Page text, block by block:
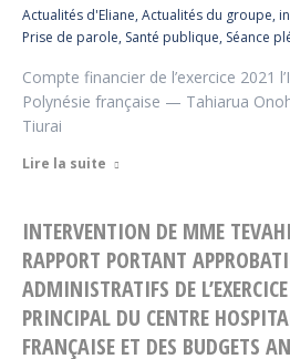
Actualités d'Eliane, Actualités du groupe,
Prise de parole, Santé publique, Séance
Compte financier de l’exercice 2021
Polynésie française — Tahiarua
Tiurai
Lire la suite
INTERVENTION DE MME
RAPPORT PORTANT
ADMINISTRATIFS DE
PRINCIPAL DU CENTRE
FRANÇAISE ET DES BUDGETS